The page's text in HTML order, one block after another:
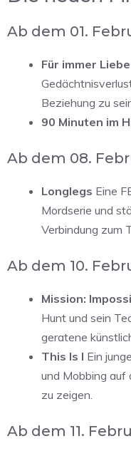
Ab dem 01.
Für immer Liebe
Beziehung zu
90 Minuten im
Ab dem 08.
Longlegs Eine
Mordserie und
Verbindung zum
Ab dem 10.
Mission:
Hunt und sein
geratene
This Is I Ein
und Mobbing auf
zu zeigen.
Ab dem 11.